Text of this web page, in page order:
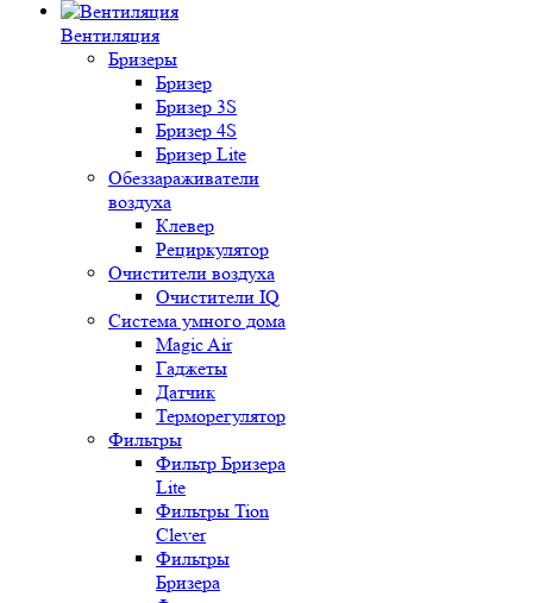
Вентиляция
Бризеры
Бризер
Бризер 3S
Бризер 4S
Бризер Lite
Обеззараживатели
воздуха
Клевер
Рециркулятор
Очистители воздуха
Очистители IQ
Система умного дома
Magic Air
Гаджеты
Датчик
Терморегулятор
Фильтры
Фильтр Бризера
Lite
Фильтры Tion
Clever
Фильтры
Бризера